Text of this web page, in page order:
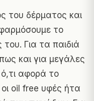
του δέρματος και
το
του. Για τα παιδιά
και για μεγάλες
αφορά το
oil free υφές ήτα